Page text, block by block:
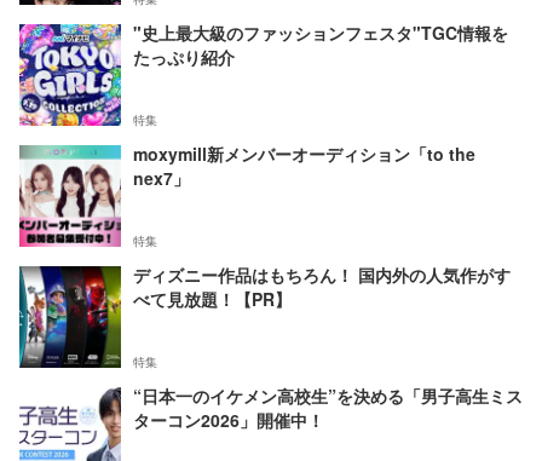
"史上最大級のファッションフェスタ"TGC情報を
たっぷり紹介
特集
moxymill新メンバーオーディション「to the
nex7」
特集
ディズニー作品はもちろん！ 国内外の人気作がす
べて見放題！【PR】
特集
“日本一のイケメン高校生”を決める「男子高生ミス
ターコン2026」開催中！